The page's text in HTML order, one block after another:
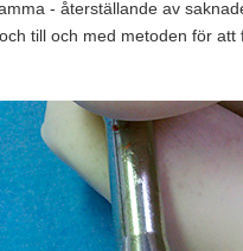
- återställande av
till och med metoden för att